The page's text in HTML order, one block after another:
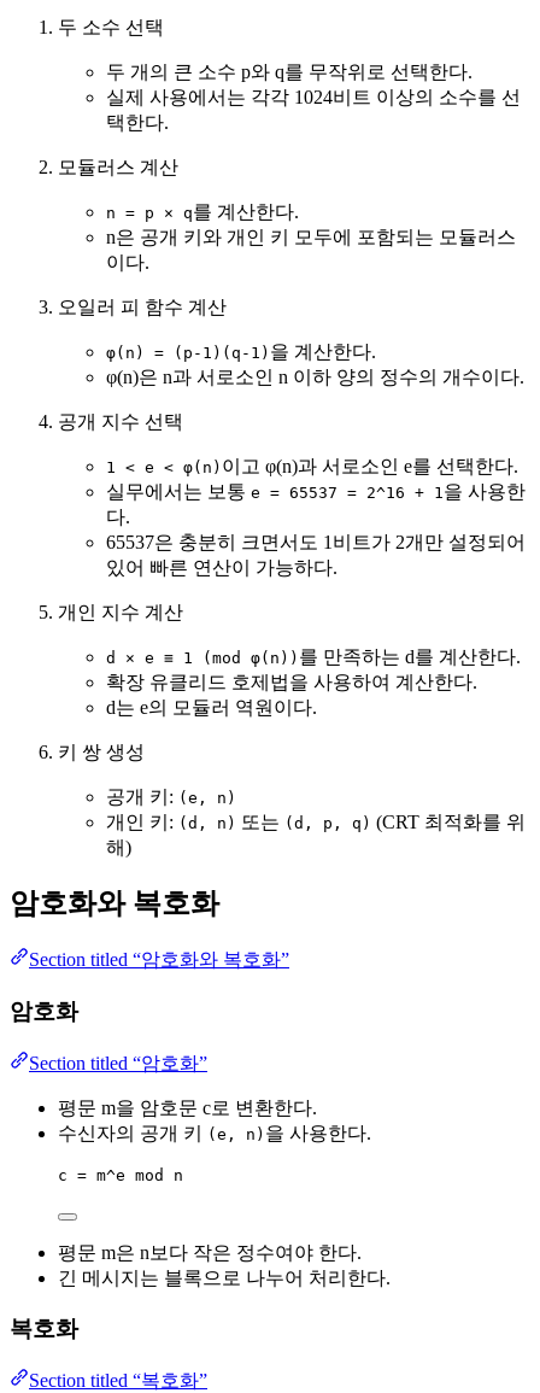
두 소수 선택
두 개의 큰 소수 p와 q를 무작위로 선택한다.
실제 사용에서는 각각 1024비트 이상의 소수를 선
택한다.
모듈러스 계산
n = p × q를 계산한다.
n은 공개 키와 개인 키 모두에 포함되는 모듈러스
이다.
오일러 피 함수 계산
φ(n) = (p-1)(q-1) 을 계산한다.
φ(n)은 n과 서로소인 n 이하 양의 정수의 개수이다.
공개 지수 선택
1 < e < φ(n) 이고 φ(n)과 서로소인 e를 선택한다.
실무에서는 보통 e = 65537 = 2^16 + 1 을 사용한
다.
65537은 충분히 크면서도 1비트가 2개만 설정되어
있어 빠른 연산이 가능하다.
개인 지수 계산
d × e ≡ 1 (mod φ(n)) 를 만족하는 d를 계산한다.
확장 유클리드 호제법을 사용하여 계산한다.
d는 e의 모듈러 역원이다.
키 쌍 생성
공개 키: (e, n)
개인 키: (d, n) 또는 (d, p, q) (CRT 최적화를 위
해)
암호화와 복호화
Section titled “암호화와 복호화”
암호화
Section titled “암호화”
평문 m을 암호문 c로 변환한다.
수신자의 공개 키
(e, n) 을 사용한다.
c = m^e mod n
평문 m은 n보다 작은 정수여야 한다.
긴 메시지는 블록으로 나누어 처리한다.
복호화
Section titled “복호화”